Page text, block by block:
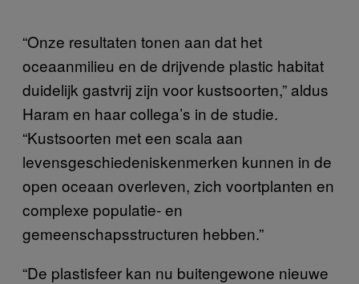
“Onze resultaten tonen aan dat het
oceaanmilieu en de drijvende plastic habitat
duidelijk gastvrij zijn voor kustsoorten,” aldus
Haram en haar collega’s in de studie.
“Kustsoorten met een scala aan
levensgeschiedeniskenmerken kunnen in de
open oceaan overleven, zich voortplanten en
complexe populatie- en
gemeenschapsstructuren hebben.”
“De plastisfeer kan nu buitengewone nieuwe